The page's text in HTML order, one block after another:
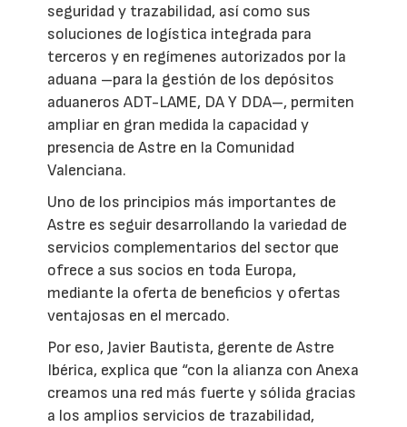
seguridad y trazabilidad, así como sus
soluciones de logística integrada para
terceros y en regímenes autorizados por la
aduana –para la gestión de los depósitos
aduaneros ADT-LAME, DA Y DDA–, permiten
ampliar en gran medida la capacidad y
presencia de Astre en la Comunidad
Valenciana.
Uno de los principios más importantes de
Astre es seguir desarrollando la variedad de
servicios complementarios del sector que
ofrece a sus socios en toda Europa,
mediante la oferta de beneficios y ofertas
ventajosas en el mercado.
Por eso, Javier Bautista, gerente de Astre
Ibérica, explica que “con la alianza con Anexa
creamos una red más fuerte y sólida gracias
a los amplios servicios de trazabilidad,